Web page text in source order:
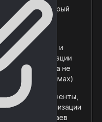
трасс, который
частиц для
гибкий и
визуализации
и вы никогда не
всех платформах)
компоненты,
визуализации
случаев